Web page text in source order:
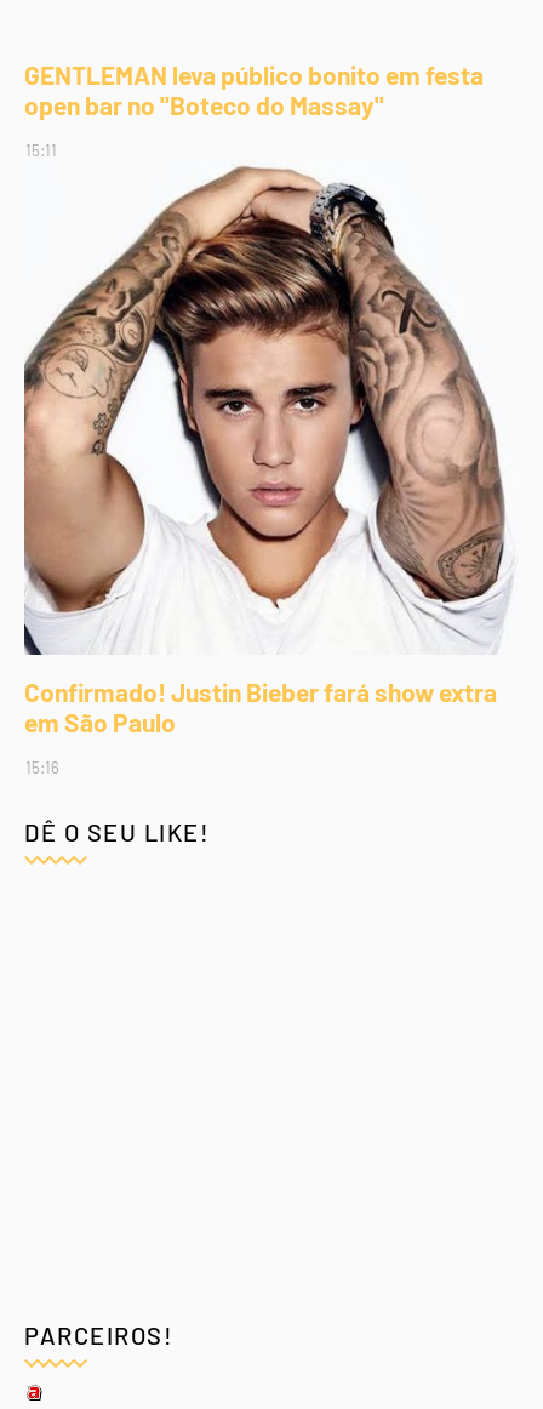
GENTLEMAN leva público bonito em festa
open bar no "Boteco do Massay"
15:11
Confirmado! Justin Bieber fará show extra
em São Paulo
15:16
DÊ O SEU LIKE!
PARCEIROS!